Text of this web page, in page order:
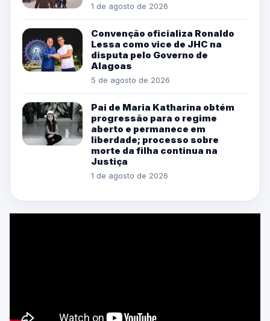
1 de agosto de 2026
Convenção oficializa Ronaldo
Lessa como vice de JHC na
disputa pelo Governo de
Alagoas
5 de agosto de 2026
Pai de Maria Katharina obtém
progressão para o regime
aberto e permanece em
liberdade; processo sobre
morte da filha continua na
Justiça
1 de agosto de 2026